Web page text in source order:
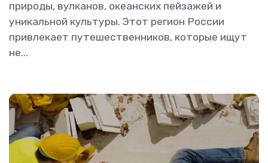
природы, вулканов, океанских пейзажей и
уникальной культуры. Этот регион России
привлекает путешественников, которые ищут
не...